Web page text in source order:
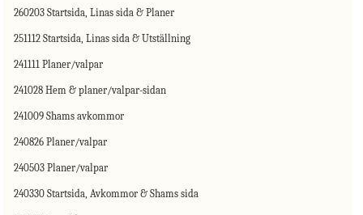
260203 Startsida, Linas sida & Planer
251112 Startsida, Linas sida & Utställning
241111 Planer/valpar
241028 Hem & planer/valpar-sidan
241009 Shams avkommor
240826 Planer/valpar
240503 Planer/valpar
240330 Startsida, Avkommor & Shams sida